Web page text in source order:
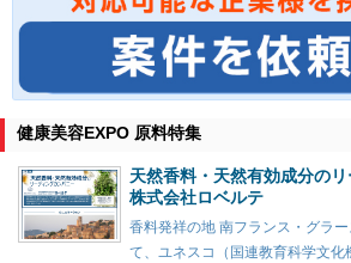
健康美容EXPO 原料特集
天然香料・天然有効成分の
株式会社ロベルテ
香料発祥の地 南フランス・グラ
て、ユネスコ（国連教育科学文